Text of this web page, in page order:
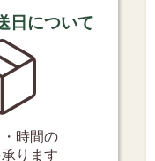
日について
時間の
ります